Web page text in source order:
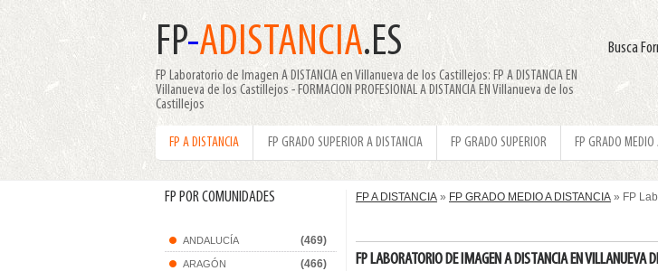
FP-ADISTANCIA.ES
FP Laboratorio de Imagen A DISTANCIA en Villanueva de los Castillejos: FP A DISTANCIA EN
Villanueva de los Castillejos - FORMACION PROFESIONAL A DISTANCIA EN Villanueva de los
Castillejos
Busca
FP A DISTANCIA FP GRADO SUPERIOR A DISTANCIA FP GRADO SUPERIOR FP GRADO
FP POR COMUNIDADES
ANDALUCÍA (469)
ARAGÓN (466)
FP A DISTANCIA » FP GRADO MEDIO A DISTANCIA » FP
FP LABORATORIO DE IMAGEN A DISTANCIA EN VILLANUEVA